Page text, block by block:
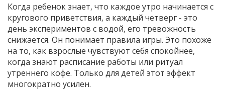
Когда ребенок знает, что каждое утро начинается с
кругового приветствия, а каждый четверг - это
день экспериментов с водой, его тревожность
снижается. Он понимает правила игры. Это похоже
на то, как взрослые чувствуют себя спокойнее,
когда знают расписание работы или ритуал
утреннего кофе. Только для детей этот эффект
многократно усилен.